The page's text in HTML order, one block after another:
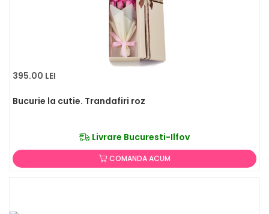
395.00 LEI
Bucurie la cutie. Trandafiri roz
Livrare Bucuresti-Ilfov
COMANDA ACUM